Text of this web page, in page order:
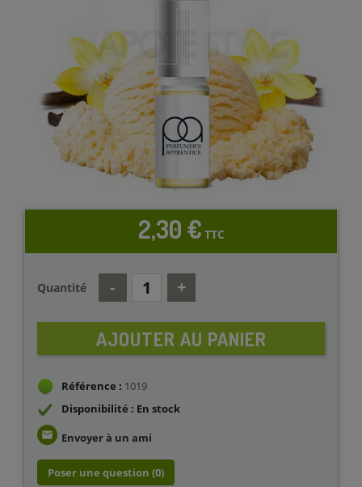
2,30 € TTC
Quantité
AJOUTER AU PANIER
Référence : 1019
Disponibilité : En stock
email Envoyer à un ami
Poser une question (0)